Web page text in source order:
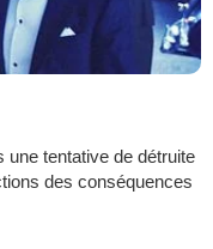
une tentative de détruite
des conséquences